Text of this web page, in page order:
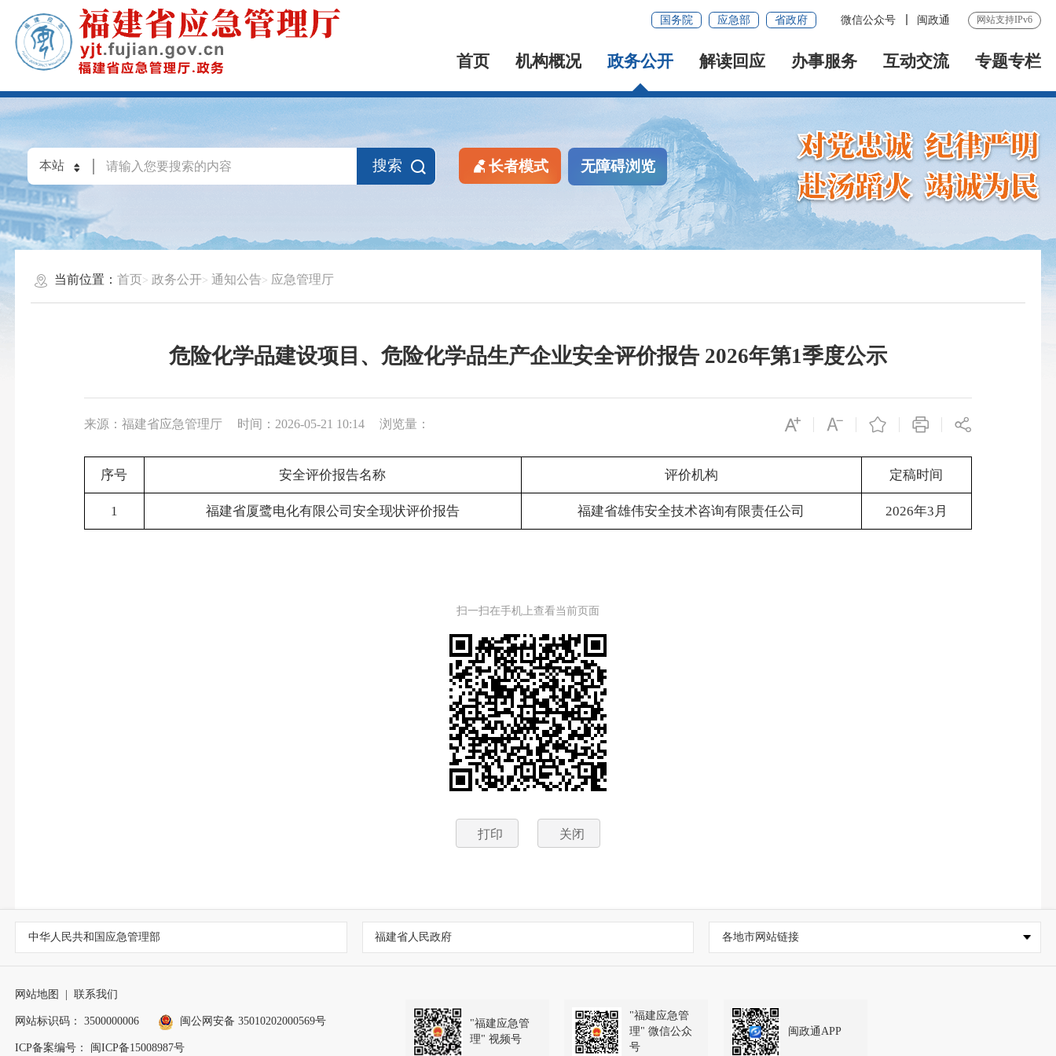
国务院 应急部 省政府 微信公众号 闽政通 网站支持IPv6
首页 机构概况 政务公开 解读回应 办事服务 互动交流 专题专栏
搜索 长者模式 无障碍浏览
当前位置：首页 政务公开 通知公告 应急管理厅
危险化学品建设项目、危险化学品生产企业安全评价报告 2026年第1季度公示
来源：福建省应急管理厅 时间：2026-05-21 10:14 浏览量：
序号 安全评价报告名称 评价机构 定稿时间
1 福建省厦鹭电化有限公司安全现状评价报告 福建省雄伟安全技术咨询有限责任公司 2026年3月
扫一扫在手机上查看当前页面
打印 关闭
中华人民共和国应急管理部 福建省人民政府 各地市网站链接
网站地图 联系我们
网站标识码： 3500000006 闽公网安备 35010202000569号
ICP备案编号： 闽ICP备15008987号
"福建应急管
理" 视频号
"福建应急管
理" 微信公众
号
闽政通APP